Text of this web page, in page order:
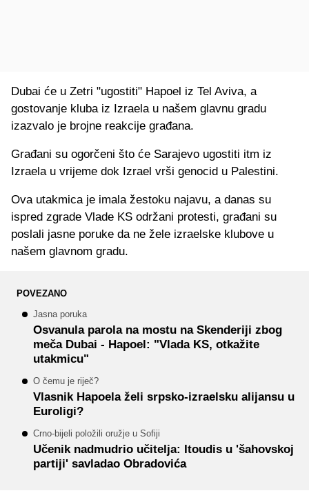
Dubai će u Zetri "ugostiti" Hapoel iz Tel Aviva, a
gostovanje kluba iz Izraela u našem glavnu gradu
izazvalo je brojne reakcije građana.
Građani su ogorčeni što će Sarajevo ugostiti itm iz
Izraela u vrijeme dok Izrael vrši genocid u Palestini.
Ova utakmica je imala žestoku najavu, a danas su
ispred zgrade Vlade KS održani protesti, građani su
poslali jasne poruke da ne žele izraelske klubove u
našem glavnom gradu.
POVEZANO
Jasna poruka
Osvanula parola na mostu na Skenderiji zbog
meča Dubai - Hapoel: "Vlada KS, otkažite
utakmicu"
O čemu je riječ?
Vlasnik Hapoela želi srpsko-izraelsku alijansu u
Euroligi?
Crno-bijeli položili oružje u Sofiji
Učenik nadmudrio učitelja: Itoudis u 'šahovskoj
partiji' savladao Obradovića